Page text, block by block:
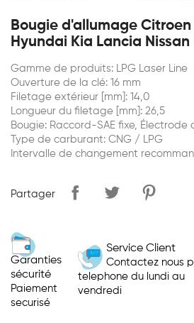
Bougie d'allumage Citroen
Hyundai Kia Lancia
Gamme de produits: LPG Laser Line
Ouverture de la clé: 16 mm
Filetage extérieur [mm]: 14,0
Longueur du filetage [mm]: 26,5
Bougie: Raccord-SAE fixe, Électrode
Type de carburant: CNG / LPG
Intervalle de changement
Partager
Garanties
sécurité
Paiement
securisé
Service Client
Contactez nous
telephone du lundi au
vendredi